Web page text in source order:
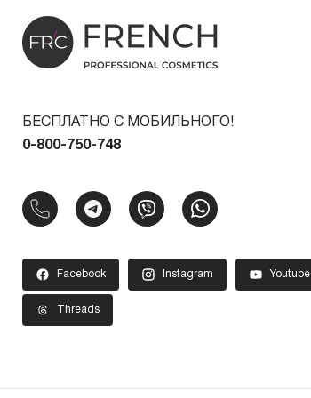
БЕСПЛАТНО С МОБИЛЬНОГО!
0-800-750-748
Facebook Instagram Youtube
Threads